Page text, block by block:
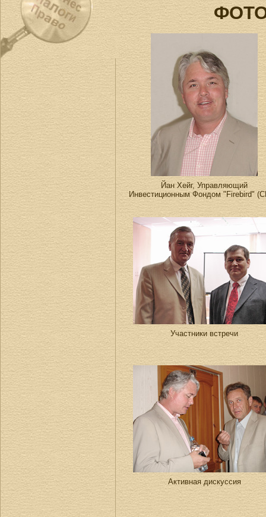
Йан Хейг, Управляющий
Инвестиционным Фондом "Firebird"
Участники встречи
Активная дискуссия